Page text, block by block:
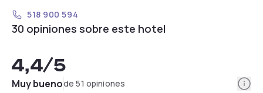
518 900 594
30 opiniones sobre este hotel
4,4/5
Muy buenode 51 opiniones